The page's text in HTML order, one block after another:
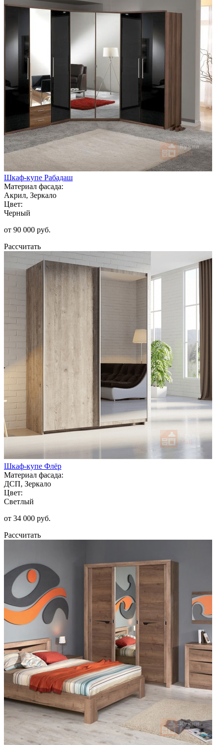
Шкаф-купе Рабадаш
Материал фасада:
Акрил, Зеркало
Цвет:
Черный
от 90 000 руб.
Рассчитать
Шкаф-купе Флёр
Материал фасада:
ДСП, Зеркало
Цвет:
Светлый
от 34 000 руб.
Рассчитать